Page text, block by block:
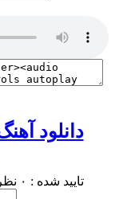
دانلود
تایید شده : ۰ نظر